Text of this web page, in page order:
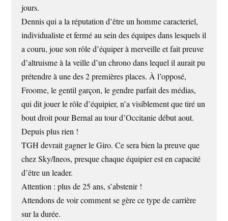
jours.
Dennis qui a la réputation d’être un homme caracteriel,
individualiste et fermé au sein des équipes dans lesquels il
a couru, joue son rôle d’équiper à merveille et fait preuve
d’altruisme à la veille d’un chrono dans lequel il aurait pu
prétendre à une des 2 premières places. À l’opposé,
Froome, le gentil garçon, le gendre parfait des médias,
qui dit jouer le rôle d’équipier, n’a visiblement que tiré un
bout droit pour Bernal au tour d’Occitanie début aout.
Depuis plus rien !
TGH devrait gagner le Giro. Ce sera bien la preuve que
chez Sky/Ineos, presque chaque équipier est en capacité
d’être un leader.
Attention : plus de 25 ans, s’abstenir !
Attendons de voir comment se gère ce type de carrière
sur la durée.